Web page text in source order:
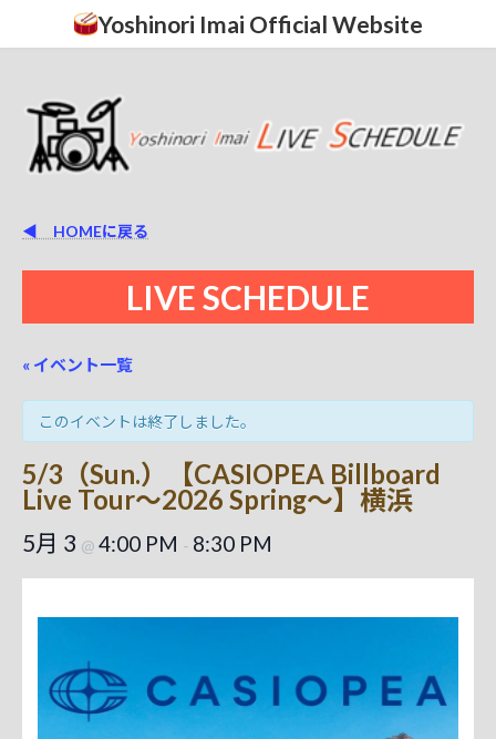
Yoshinori Imai Official Website
◀ HOMEに戻る
LIVE SCHEDULE
« イベント一覧
このイベントは終了しました。
5/3（Sun.）【CASIOPEA Billboard
Live Tour～2026 Spring～】横浜
5月 3 @ 4:00 PM - 8:30 PM